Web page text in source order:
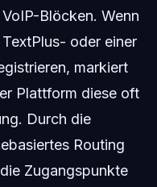
Blöcken. Wenn
oder einer
markiert
Plattform diese oft
Durch die
Routing
Zugangspunkte